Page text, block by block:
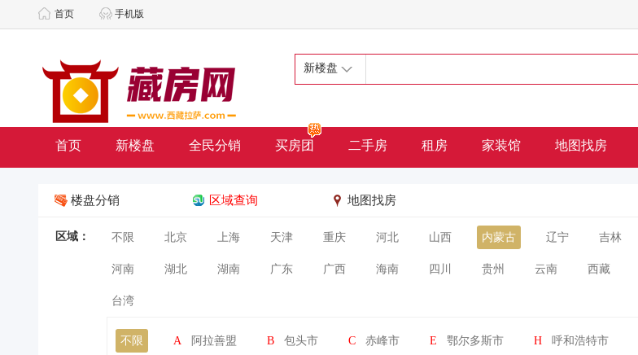
首页 手机版
新楼盘
首页 新楼盘 全民分销 买房团 二手房 租房 家装馆 地图找房
楼盘分销 区域查询 地图找房
区域： 不限 北京 上海 天津 重庆 河北 山西 内蒙古 辽宁 吉林
河南 湖北 湖南 广东 广西 海南 四川 贵州 云南 西藏
台湾
不限 A 阿拉善盟 B 包头市 C 赤峰市 E 鄂尔多斯市 H 呼和浩特市